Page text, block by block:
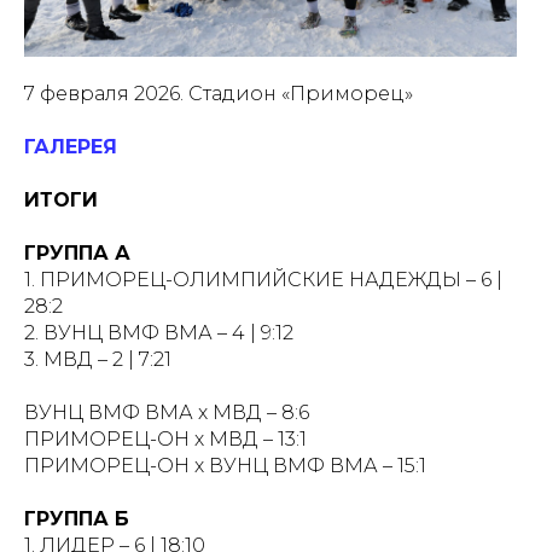
7 февраля 2026. Стадион «Приморец»
ГАЛЕРЕЯ
ИТОГИ
ГРУППА А
1. ПРИМОРЕЦ-ОЛИМПИЙСКИЕ НАДЕЖДЫ – 6 |
28:2
2. ВУНЦ ВМФ ВМА – 4 | 9:12
3. МВД – 2 | 7:21
ВУНЦ ВМФ ВМА х МВД – 8:6
ПРИМОРЕЦ-ОН х МВД – 13:1
ПРИМОРЕЦ-ОН х ВУНЦ ВМФ ВМА – 15:1
ГРУППА Б
1. ЛИДЕР – 6 | 18:10